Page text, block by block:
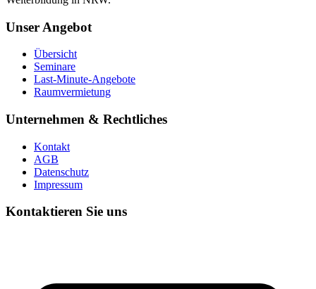
Unser Angebot
Übersicht
Seminare
Last-Minute-Angebote
Raumvermietung
Unternehmen & Rechtliches
Kontakt
AGB
Datenschutz
Impressum
Kontaktieren Sie uns